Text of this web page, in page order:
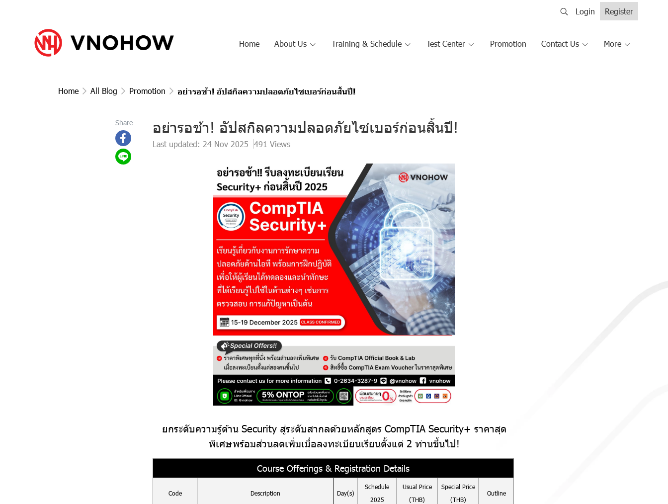
Login Register
Home About Us Training & Schedule Test Center Promotion Contact Us More
Home All Blog Promotion อย่ารอช้า! อัปสกิลความปลอดภัยไซเบอร์ก่อนสิ้นปี!
Share อย่ารอช้า! อัปสกิลความปลอดภัยไซเบอร์ก่อนสิ้นปี!
Last updated: 24 Nov 2025 491 Views
ยกระดับความรู้ด้าน Security สู่ระดับสากลด้วยหลักสูตร CompTIA Security+ ราคาสุด
พิเศษพร้อมส่วนลดเพิ่มเมื่อลงทะเบียนเรียนตั้งแต่ 2 ท่านขึ้นไป!
Course Offerings & Registration Details
Code Description Day(s)
Schedule
2025
Usual Price
(THB)
Special Price
(THB)
Outline